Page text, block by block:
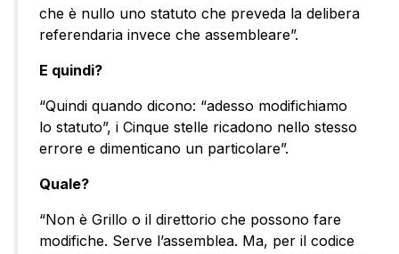
che è nullo uno statuto che preveda la delibera
referendaria invece che assembleare”.
E quindi?
“Quindi quando dicono: “adesso modifichiamo
lo statuto”, i Cinque stelle ricadono nello stesso
errore e dimenticano un particolare”.
Quale?
“Non è Grillo o il direttorio che possono fare
modifiche. Serve l’assemblea. Ma, per il codice